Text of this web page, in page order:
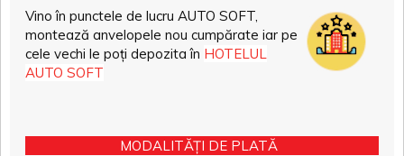
Vino în punctele de lucru AUTO SOFT,
montează anvelopele nou cumpărate iar pe
cele vechi le poți depozita în HOTELUL
AUTO SOFT
MODALITĂȚI DE PLATĂ